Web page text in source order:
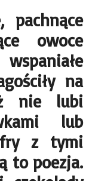
pachnące
owoce
na
nie lubi
lub
z tymi
to poezja.